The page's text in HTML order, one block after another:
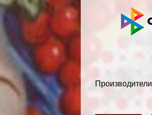
Производители